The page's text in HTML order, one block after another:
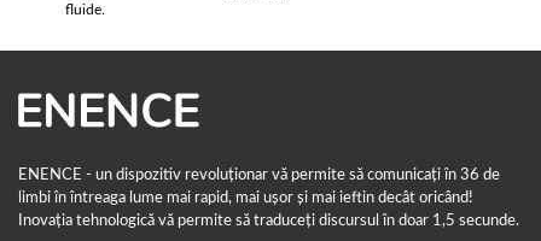
fluide.
ENENCE - un dispozitiv revoluționar vă permite să comunicați în 36 de
limbi în întreaga lume mai rapid, mai ușor și mai ieftin decât oricând!
Inovația tehnologică vă permite să traduceți discursul în doar 1,5 secunde.